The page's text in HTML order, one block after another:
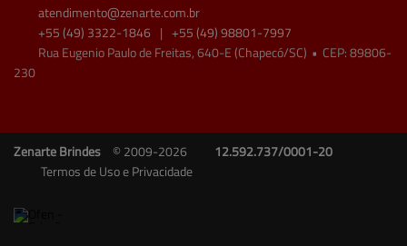
atendimento@zenarte.com.br
+55 (49) 3322-1846 | +55 (49) 98801-7997
Rua Eugenio Paulo de Freitas, 640-E (Chapecó/SC) • CEP: 89806-
230
Zenarte Brindes © 2009-2026
12.592.737/0001-20
Termos de Uso e Privacidade